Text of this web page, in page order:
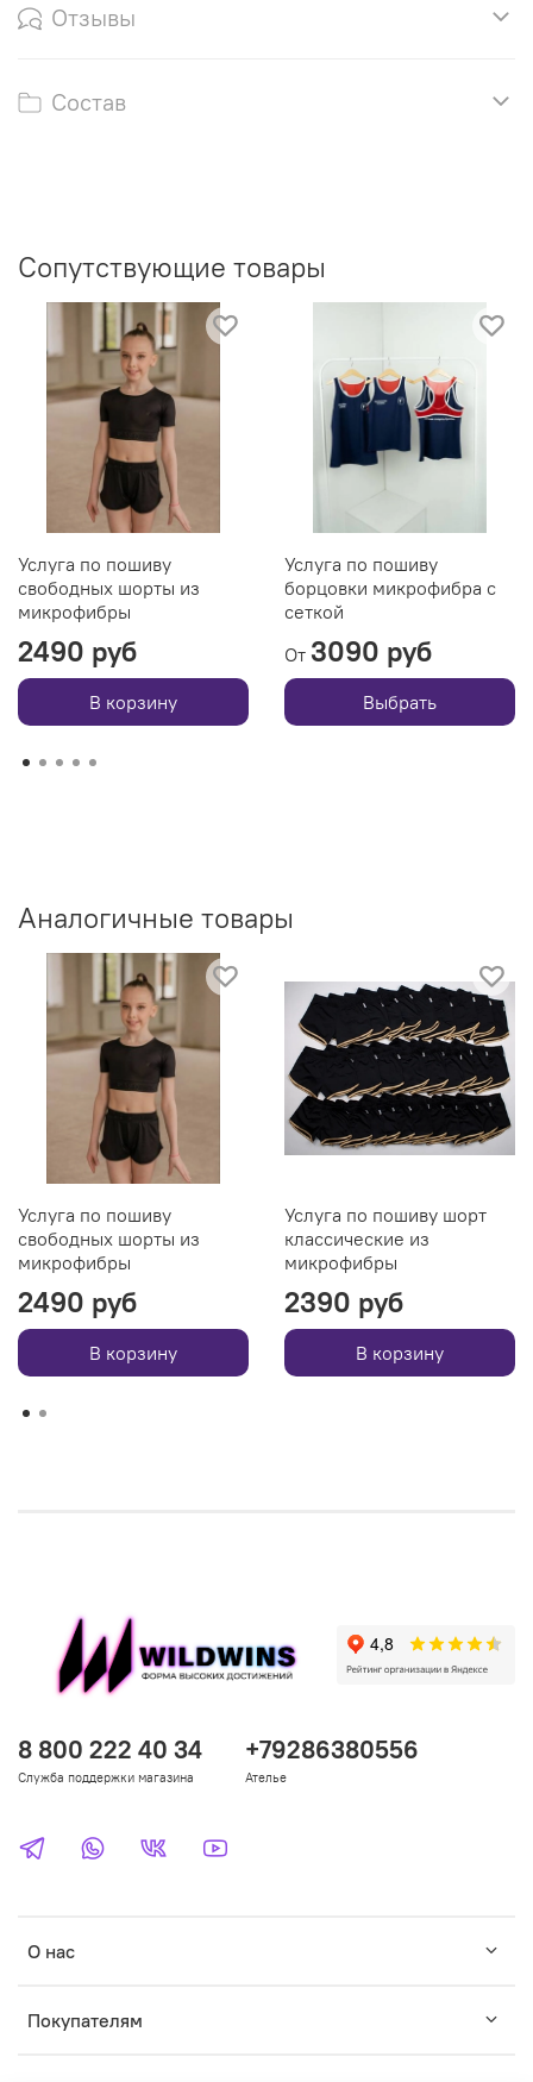
Отзывы
Состав
Сопутствующие товары
Услуга по пошиву
свободных шорты из
микрофибры
2490 руб
В корзину
Услуга по пошиву
борцовки микрофибра с
сеткой
От 3090 руб
Выбрать
Аналогичные товары
Услуга по пошиву
свободных шорты из
микрофибры
2490 руб
В корзину
Услуга по пошиву шорт
классические из
микрофибры
2390 руб
В корзину
О нас
Покупателям
8 800 222 40 34
Служба поддержки магазина
+79286380556
Ателье